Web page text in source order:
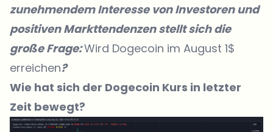
zunehmendem Interesse von Investoren und
positiven Markttendenzen stellt sich die
große Frage:Wird Dogecoin im August 1$
erreichen?
Wie hat sich der Dogecoin Kurs in letzter
Zeit bewegt?